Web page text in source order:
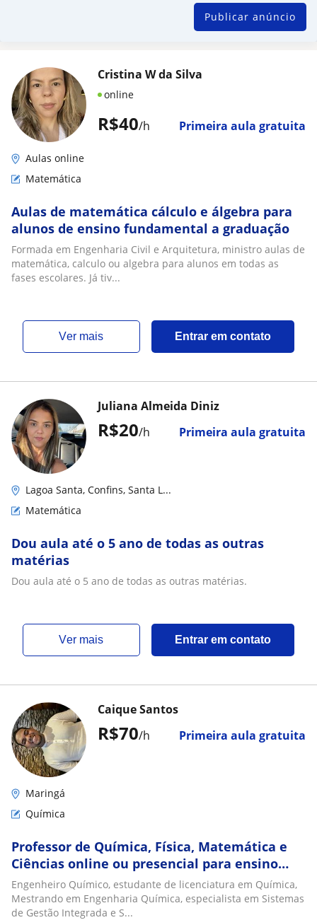
Publicar anúncio
R$40/h Primeira aula gratuita
Cristina W da Silva
online
Aulas online
Matemática
Aulas de matemática cálculo e álgebra para
alunos de ensino fundamental a graduação
Formada em Engenharia Civil e Arquitetura, ministro aulas de
matemática, calculo ou algebra para alunos em todas as
fases escolares. Já tiv...
ver mais Entrar em contato
R$20/h Primeira aula gratuita
Juliana Almeida Diniz
Lagoa Santa, Confins, Santa L...
Matemática
Dou aula até o 5 ano de todas as outras
matérias
Dou aula até o 5 ano de todas as outras matérias.
ver mais Entrar em contato
R$70/h Primeira aula gratuita
Caique Santos
Maringá
Química
Professor de Química, Física, Matemática e
Ciências online ou presencial para ensino
fundamental, técnico e médio
Engenheiro Químico, estudante de licenciatura em Química,
Mestrando em Engenharia Química, especialista em Sistemas
de Gestão Integrada e S...